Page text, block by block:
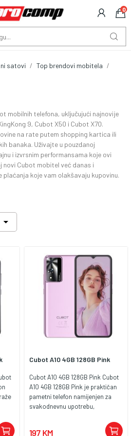
0
satovi
Top brendovi mobitela
mobilnih telefona, uključujući najnovije
9, Cubot X50 i Cubot X70.
na rate putem shopping kartica ili
banaka. Uživajte u pouzdanoj
i izvrsnim performansama koje ovi
novi Cubot mobitel već danas i
koje vam olakšavaju kupovinu.

Cubot A10 4GB 128GB Pink
Cubot A10 4GB 128GB Pink Cubot
A10 4GB 128GB Pink je praktičan
pametni telefon namijenjen za
svakodnevnu upotrebu,
fotografije i osnovne aplikacije.
197 KM